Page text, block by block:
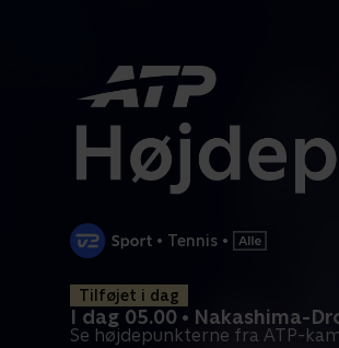
• Tennis •
Tilføjet i dag
I dag 05.00 • Nakashima-
Se højdepunkterne fra ATP-